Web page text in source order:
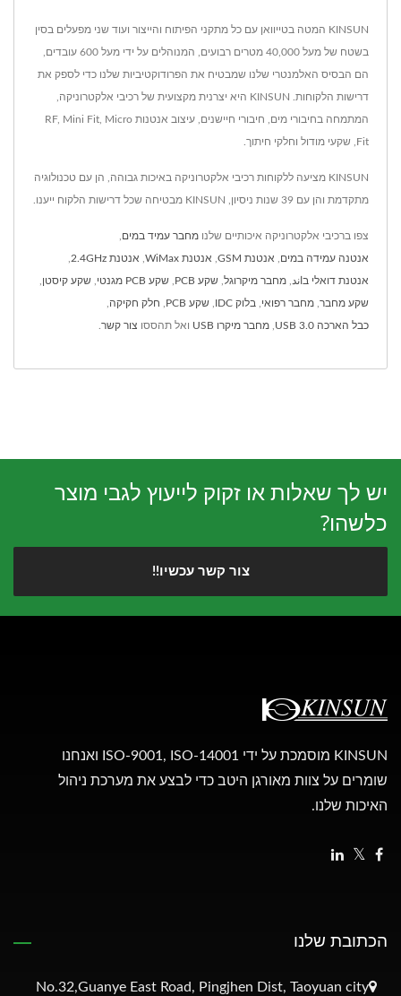
KINSUN המטה בטייוואן עם כל מתקני הפיתוח והייצור ועוד שני מפעלים בסין
בשטח של מעל 40,000 מטרים רבועים, המנוהלים על ידי מעל 600 עובדים,
הם הבסיס האלמנטרי שלנו שמבטיח את הפרודוקטיביות שלנו כדי לספק את
דרישות הלקוחות. KINSUN היא יצרנית מקצועית של רכיבי אלקטרוניקה,
המתמחה בחיבורי מים, חיבורי חיישנים, עיצוב אנטנות RF, Mini Fit, Micro
Fit, שקעי מודול וחלקי חיתוך.
KINSUN מציעה ללקוחות רכיבי אלקטרוניקה באיכות גבוהה, הן עם טכנולוגיה
מתקדמת והן עם 39 שנות ניסיון, KINSUN מבטיחה שכל דרישות הלקוח ייענו.
צפו ברכיבי אלקטרוניקה איכותיים שלנו מחבר עמיד במים
אנטנה עמידה במים אנטנת GSM אנטנת WiMax אנטנת 2.4GHz
אנטנת דואלי בاند מחבר מיקרוגל שקע PCB שקע PCB מגנטי שקע קיסטן
שקע מחבר מחבר רפואי בלוק IDC שקע PCB חלק חקיקה
כבל הארכה USB 3.0 מחבר מיקרו USB ואל תהססו צור קשר
יש לך שאלות או זקוק לייעוץ לגבי מוצר
כלשהו?
צור קשר עכשיו!!
KINSUN מוסמכת על ידי ISO-9001, ISO-14001 ואנחנו
שומרים על צוות מאורגן היטב כדי לבצע את מערכת ניהול
האיכות שלנו.
הכתובת שלנו
No.32,Guanye East Road, Pingjhen Dist, Taoyuan city